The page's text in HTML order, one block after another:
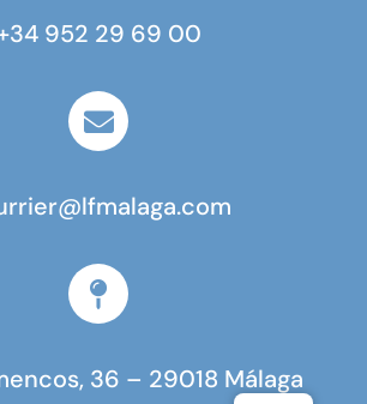
952 29 69 00
36 – 29018 Málaga